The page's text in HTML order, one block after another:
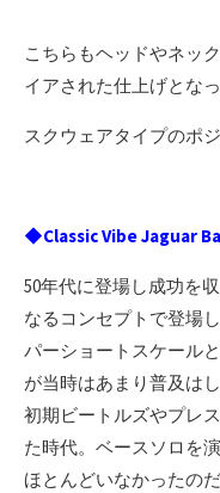
こちらもヘッドやネッ
イアされた仕上げとな
スクウェアタイプのポ
◆Classic Vibe Jaguar
50年代に登場し成功を
なるコンセプトで登場
パーショートスケール
が当時はあまり普及は
初期ビートルズやプレ
た時代。ベースソロを
ほとんどいなかったのだ